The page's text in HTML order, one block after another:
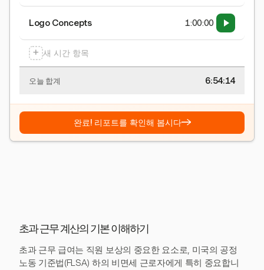
Logo Concepts 1:00:00
+ 새 시간 항목
오늘 합계 6:54:15
완료! 리포트를 확인해 봅시다→
초과 근무 계산의 기본 이해하기
초과 근무 급여는 직원 보상의 중요한 요소로, 미국의 공정
노동 기준법(FLSA) 하의 비면세 근로자에게 특히 중요합니